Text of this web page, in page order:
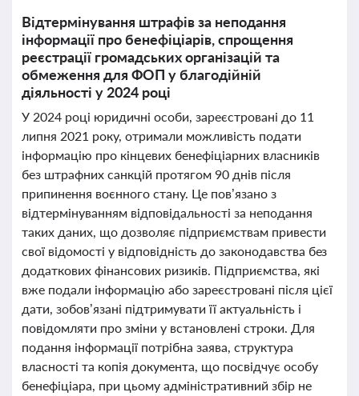
Відтермінування штрафів за неподання
інформації про бенефіціарів, спрощення
реєстрації громадських організацій та
обмеження для ФОП у благодійній
діяльності у 2024 році
У 2024 році юридичні особи, зареєстровані до 11
липня 2021 року, отримали можливість подати
інформацію про кінцевих бенефіціарних власників
без штрафних санкцій протягом 90 днів після
припинення воєнного стану. Це пов’язано з
відтермінуванням відповідальності за неподання
таких даних, що дозволяє підприємствам привести
свої відомості у відповідність до законодавства без
додаткових фінансових ризиків. Підприємства, які
вже подали інформацію або зареєстровані після цієї
дати, зобов’язані підтримувати її актуальність і
повідомляти про зміни у встановлені строки. Для
подання інформації потрібна заява, структура
власності та копія документа, що посвідчує особу
бенефіціара, при цьому адміністративний збір не